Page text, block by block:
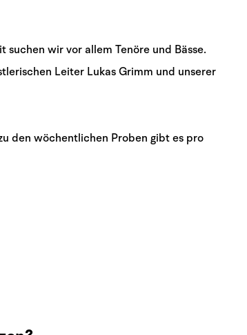
wir vor allem Tenöre und Bässe.
Leiter Lukas Grimm und unserer
den wöchentlichen Proben gibt es pro